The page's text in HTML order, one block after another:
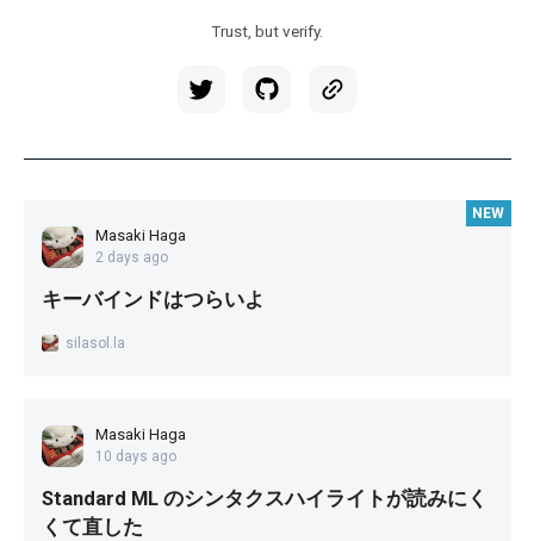
Trust, but verify.
Masaki Haga
2 days ago
キーバインドはつらいよ
silasol.la
NEW
Masaki Haga
10 days ago
Standard ML のシンタクスハイライトが読みにく
くて直した